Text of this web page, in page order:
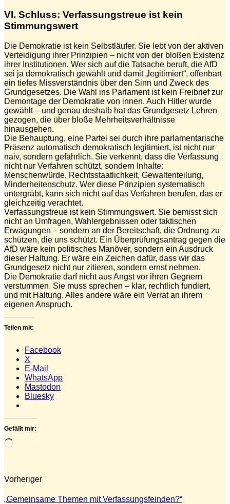
VI. Schluss: Verfassungstreue ist kein
Stimmungswert
Die Demokratie ist kein Selbstläufer. Sie lebt von der aktiven
Verteidigung ihrer Prinzipien – nicht von der bloßen Existenz
ihrer Institutionen. Wer sich auf die Tatsache beruft, die AfD
sei ja demokratisch gewählt und damit „legitimiert“, offenbart
ein tiefes Missverständnis über den Sinn und Zweck des
Grundgesetzes. Die Wahl ins Parlament ist kein Freibrief zur
Demontage der Demokratie von innen. Auch Hitler wurde
gewählt – und genau deshalb hat das Grundgesetz Lehren
gezogen, die über bloße Mehrheitsverhältnisse
hinausgehen.
Die Behauptung, eine Partei sei durch ihre parlamentarische
Präsenz automatisch demokratisch legitimiert, ist nicht nur
naiv, sondern gefährlich. Sie verkennt, dass die Verfassung
nicht nur Verfahren schützt, sondern Inhalte:
Menschenwürde, Rechtsstaatlichkeit, Gewaltenteilung,
Minderheitenschutz. Wer diese Prinzipien systematisch
untergräbt, kann sich nicht auf das Verfahren berufen, das er
gleichzeitig verachtet.
Verfassungstreue ist kein Stimmungswert. Sie bemisst sich
nicht an Umfragen, Wahlergebnissen oder taktischen
Erwägungen – sondern an der Bereitschaft, die Ordnung zu
schützen, die uns schützt. Ein Überprüfungsantrag gegen die
AfD wäre kein politisches Manöver, sondern ein Ausdruck
dieser Haltung. Er wäre ein Zeichen dafür, dass wir das
Grundgesetz nicht nur zitieren, sondern ernst nehmen.
Die Demokratie darf nicht aus Angst vor ihren Gegnern
verstummen. Sie muss sprechen – klar, rechtlich fundiert,
und mit Haltung. Alles andere wäre ein Verrat an ihrem
eigenen Anspruch.
Teilen mit:
Facebook
X
E-Mail
WhatsApp
Mastodon
Bluesky
Gefällt mir:
Wird
Vorheriger
„Gemeinsame Themen mit Verfassungsfeinden?“